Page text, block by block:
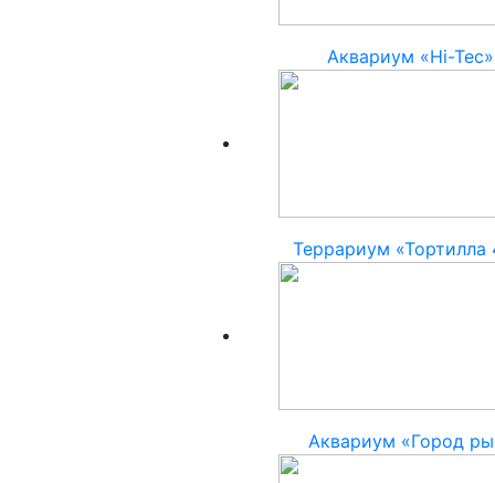
Аквариум «Hi-Tec»
Террариум «Тортилла
Аквариум «Город